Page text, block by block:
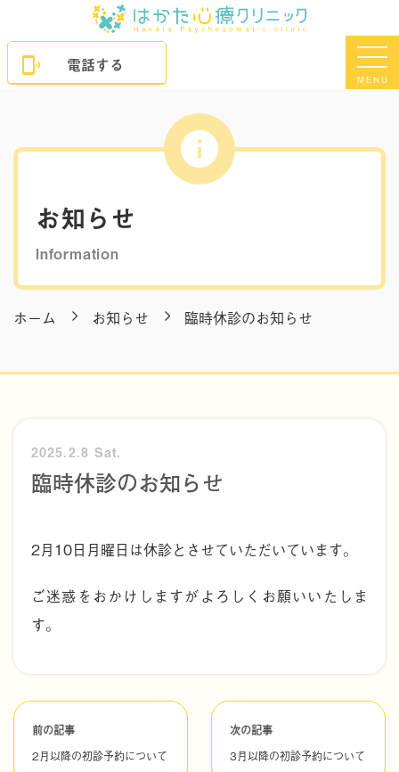
電話する
MENU
お知らせ
Information
ホーム お知らせ 臨時休診のお知らせ
2025.2.8 Sat.
臨時休診のお知らせ
2月10日月曜日は休診とさせていただいています。
ご迷惑をおかけしますがよろしくお願いいたしま
す。
前の記事
2月以降の初診予約について
次の記事
3月以降の初診予約について